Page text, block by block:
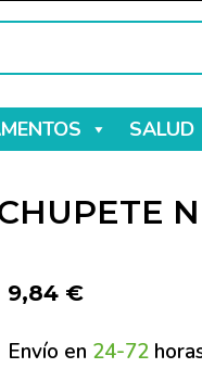
SALUD
9,84 €
Envío en 24-72